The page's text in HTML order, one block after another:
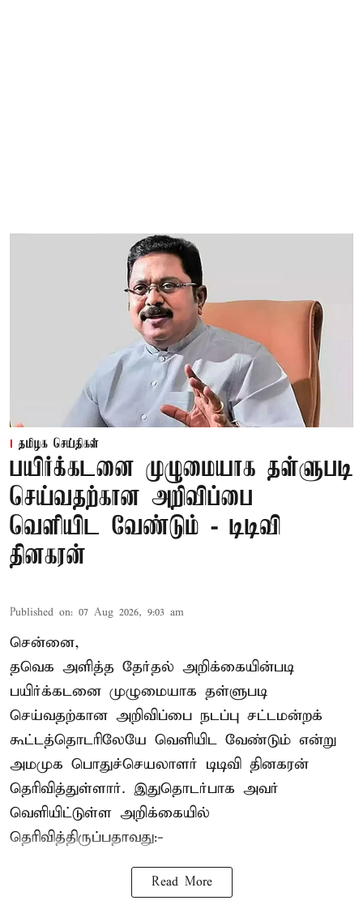
தமிழக செய்திகள்
பயிர்க்கடனை முழுமையாக தள்ளுபடி
செய்வதற்கான அறிவிப்பை
வெளியிட வேண்டும் - டிடிவி
தினகரன்
Published on: 07 Aug 2026, 9:03 am
சென்னை,
தவெக அளித்த தேர்தல் அறிக்கையின்படி
பயிர்க்கடனை முழுமையாக தள்ளுபடி
செய்வதற்கான அறிவிப்பை நடப்பு சட்டமன்றக்
கூட்டத்தொடரிலேயே வெளியிட வேண்டும் என்று
அமமுக பொதுச்செயலாளர் டிடிவி தினகரன்
தெரிவித்துள்ளார். இதுதொடர்பாக அவர்
வெளியிட்டுள்ள அறிக்கையில்
தெரிவித்திருப்பதாவது:-
Read More